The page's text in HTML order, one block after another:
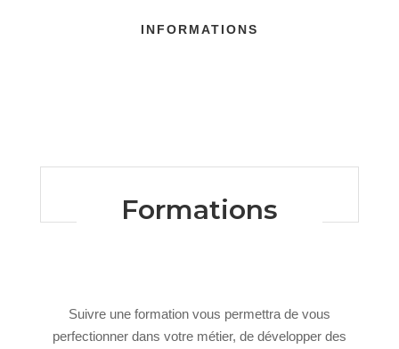
INFORMATIONS
Formations
Suivre une formation vous permettra de vous
perfectionner dans votre métier, de développer des